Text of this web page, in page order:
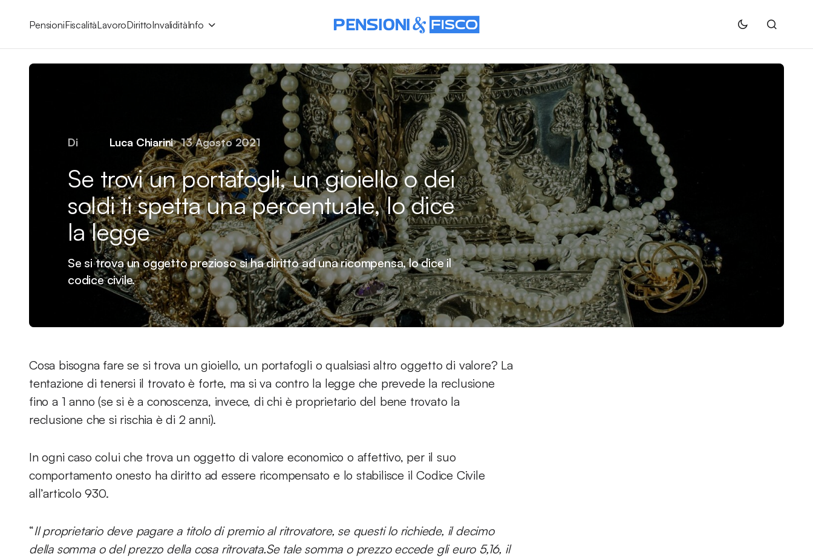
PensioniFiscalitàLavoroDirittoInvaliditàInfo
Di Luca Chiarini 13 Agosto 2021
Se trovi un portafogli, un gioiello o dei
soldi ti spetta una percentuale, lo dice
la legge
Se si trova un oggetto prezioso si ha diritto ad una ricompensa, lo dice il
codice civile.
Cosa bisogna fare se si trova un gioiello, un portafogli o qualsiasi altro oggetto di valore? La
tentazione di tenersi il trovato è forte, ma si va contro la legge che prevede la reclusione
fino a 1 anno (se si è a conoscenza, invece, di chi è proprietario del bene trovato la
reclusione che si rischia è di 2 anni).
In ogni caso colui che trova un oggetto di valore economico o affettivo, per il suo
comportamento onesto ha diritto ad essere ricompensato e lo stabilisce il Codice Civile
all’articolo 930.
“Il proprietario deve pagare a titolo di premio al ritrovatore, se questi lo richiede, il decimo
della somma o del prezzo della cosa ritrovata.Se tale somma o prezzo eccede gli euro 5,16, il